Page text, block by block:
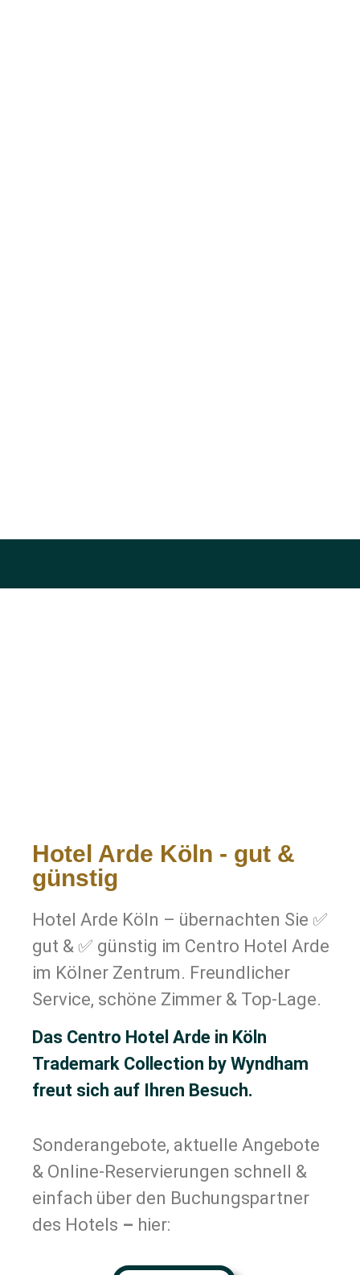
Hotel Arde Köln - gut &
günstig
Hotel Arde Köln – übernachten Sie ✅
gut & ✅ günstig im Centro Hotel Arde
im Kölner Zentrum. Freundlicher
Service, schöne Zimmer & Top-Lage.
Das Centro Hotel Arde in Köln
Trademark Collection by Wyndham
freut sich auf Ihren Besuch.
Sonderangebote, aktuelle Angebote
& Online-Reservierungen schnell &
einfach über den Buchungspartner
des Hotels – hier: